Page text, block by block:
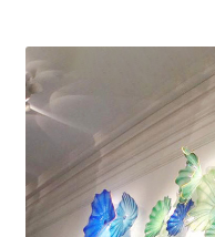
Контакты
Дом и сад
Одежда